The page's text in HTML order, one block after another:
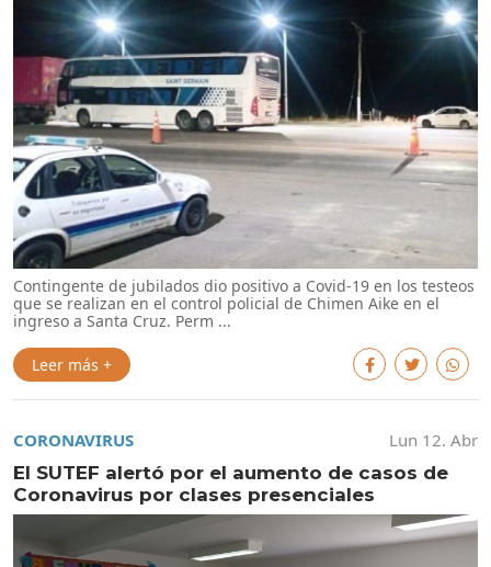
Contingente de jubilados dio positivo a Covid-19 en los testeos
que se realizan en el control policial de Chimen Aike en el
ingreso a Santa Cruz. Perm ...
Leer más +
CORONAVIRUS
Lun 12. Abr
El SUTEF alertó por el aumento de casos de
Coronavirus por clases presenciales